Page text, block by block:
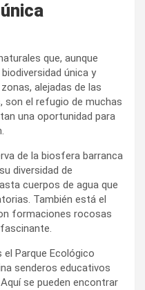
que, aunque
única y
alejadas de las
el refugio de muchas
una oportunidad para
de la biosfera barranca
diversidad de
cuerpos de agua que
También está el
formaciones rocosas
Parque Ecológico
senderos educativos
se pueden encontrar